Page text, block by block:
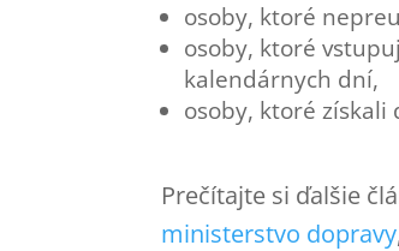
osoby, ktoré
osoby, ktoré
kalendárnych dní,
osoby, ktoré
Prečítajte si ďalšie
ministerstvo dopravy